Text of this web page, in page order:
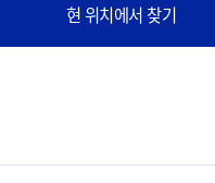
현 위치에서 찾기